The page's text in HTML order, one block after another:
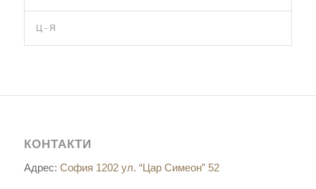
Ц - Я
КОНТАКТИ
Адрес: София 1202 ул. “Цар Симеон” 52